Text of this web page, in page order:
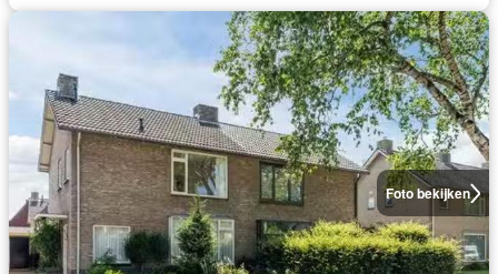
Foto bekijken